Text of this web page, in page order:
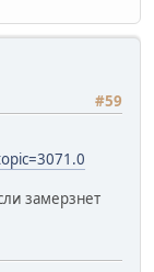
#59
замерзнет